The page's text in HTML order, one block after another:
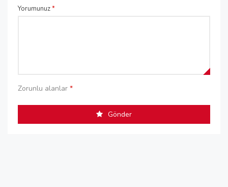
Yorumunuz*
Zorunlu alanlar *
Gönder